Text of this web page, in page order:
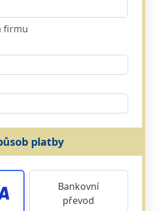
firmu
platby
Bankovní
převod